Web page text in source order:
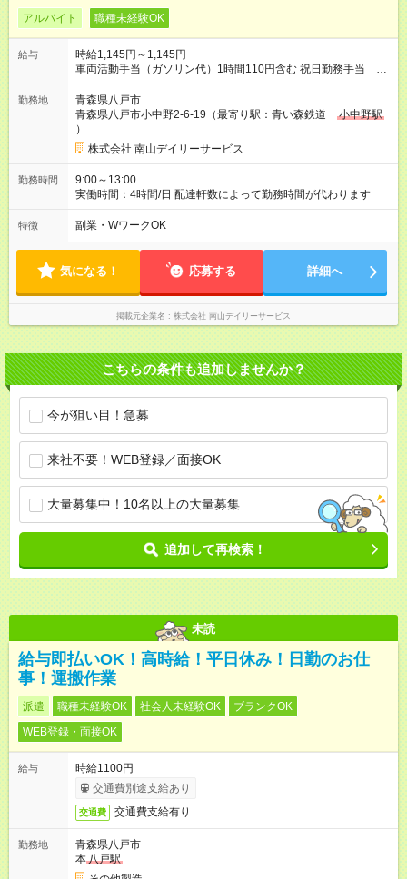
アルバイト 職種未経験OK
給与
時給1,145円～1,145円
車両活動手当（ガソリン代）1時間110円含む 祝日勤務手当 1
日500円 車両保険補助 1か月500円 【試用期間】試用期間あり
試用期間の長さ：3ヶ月 雇用形態、給与は本採用時と同じです。
勤務地
青森県八戸市
青森県八戸市小中野2-6-19（最寄り駅：青い森鉄道
小中野駅
）
株式会社 南山デイリーサービス
勤務時間
9:00～13:00
実働時間：4時間/日 配達軒数によって勤務時間が代わります
特徴 副業・WワークOK
気になる！ 応募する 詳細へ
掲載元企業名 株式会社 南山デイリーサービス
こちらの条件も追加しませんか？
今が狙い目！急募
来社不要！WEB登録／面接OK
大量募集中！10名以上の大量募集
追加して再検索！
未読
給与即払いOK！高時給！平日休み！日勤のお仕
事！運搬作業
派遣 職種未経験OK 社会人未経験OK
ブランクOK
WEB登録・面接OK
給与
時給1100円
交通費別途支給あり
交通費 交通費支給有り
勤務地
青森県八戸市
本八戸駅